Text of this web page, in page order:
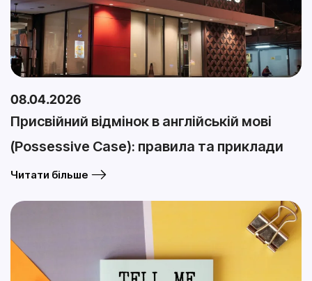
08.04.2026
Присвійний відмінок в англійській мові
(Possessive Case): правила та приклади
Читати більше